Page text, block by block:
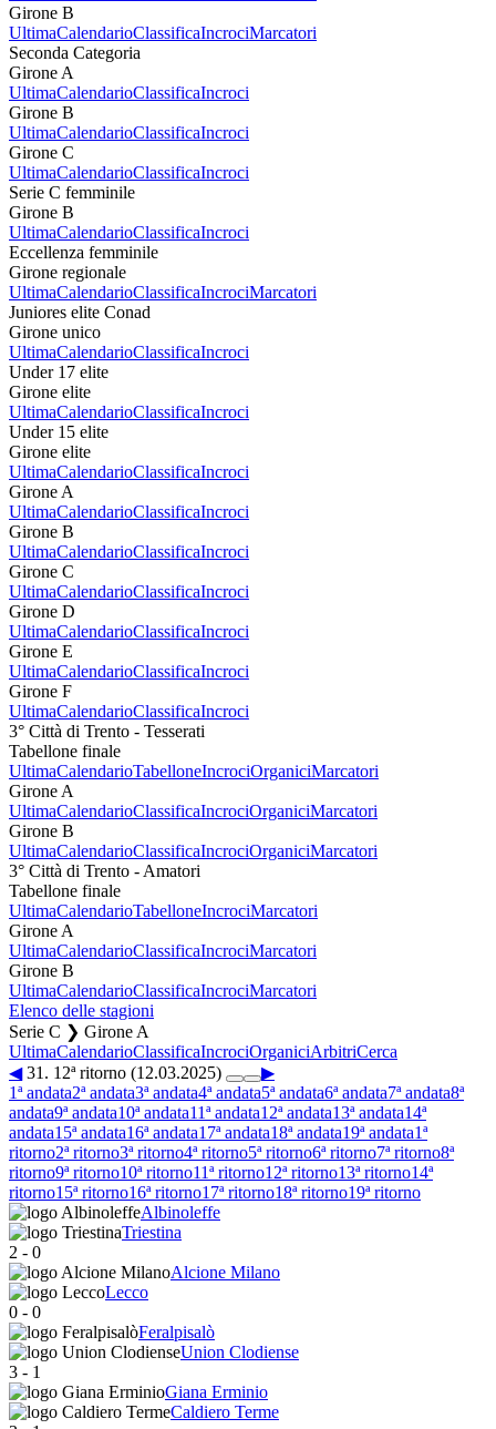
Girone B
UltimaCalendarioClassificaIncrociMarcatori
Seconda Categoria
Girone A
UltimaCalendarioClassificaIncroci
Girone B
UltimaCalendarioClassificaIncroci
Girone C
UltimaCalendarioClassificaIncroci
Serie C femminile
Girone B
UltimaCalendarioClassificaIncroci
Eccellenza femminile
Girone regionale
UltimaCalendarioClassificaIncrociMarcatori
Juniores elite Conad
Girone unico
UltimaCalendarioClassificaIncroci
Under 17 elite
Girone elite
UltimaCalendarioClassificaIncroci
Under 15 elite
Girone elite
UltimaCalendarioClassificaIncroci
Girone A
UltimaCalendarioClassificaIncroci
Girone B
UltimaCalendarioClassificaIncroci
Girone C
UltimaCalendarioClassificaIncroci
Girone D
UltimaCalendarioClassificaIncroci
Girone E
UltimaCalendarioClassificaIncroci
Girone F
UltimaCalendarioClassificaIncroci
3° Città di Trento - Tesserati
Tabellone finale
UltimaCalendarioTabelloneIncrociOrganiciMarcatori
Girone A
UltimaCalendarioClassificaIncrociOrganiciMarcatori
Girone B
UltimaCalendarioClassificaIncrociOrganiciMarcatori
3° Città di Trento - Amatori
Tabellone finale
UltimaCalendarioTabelloneIncrociMarcatori
Girone A
UltimaCalendarioClassificaIncrociMarcatori
Girone B
UltimaCalendarioClassificaIncrociMarcatori
Elenco delle stagioni
Serie C ❯ Girone A
UltimaCalendarioClassificaIncrociOrganiciArbitriCerca
◀31. 12ª ritorno (12.03.2025)
▶
1ª andata2ª andata3ª andata4ª andata5ª andata6ª andata7ª andata8ª
andata9ª andata10ª andata11ª andata12ª andata13ª andata14ª
andata15ª andata16ª andata17ª andata18ª andata19ª andata1ª
ritorno2ª ritorno3ª ritorno4ª ritorno5ª ritorno6ª ritorno7ª ritorno8ª
ritorno9ª ritorno10ª ritorno11ª ritorno12ª ritorno13ª ritorno14ª
ritorno15ª ritorno16ª ritorno17ª ritorno18ª ritorno19ª ritorno
Albinoleffe
Triestina
2 - 0
Alcione Milano
Lecco
0 - 0
Feralpisalò
Union Clodiense
3 - 1
Giana Erminio
Caldiero Terme